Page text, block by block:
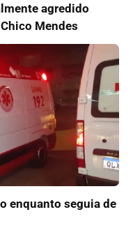
agredido
Mendes
enquanto seguia de